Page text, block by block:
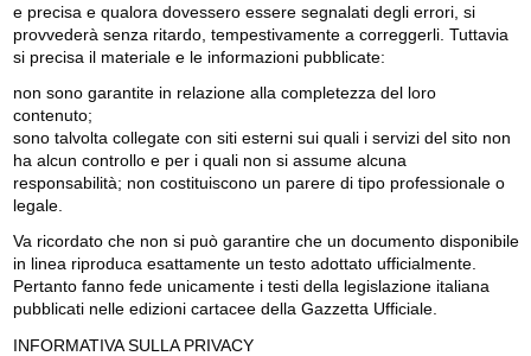
e precisa e qualora dovessero essere segnalati degli errori, si
provvederà senza ritardo, tempestivamente a correggerli. Tuttavia
si precisa il materiale e le informazioni pubblicate:
non sono garantite in relazione alla completezza del loro
contenuto;
sono talvolta collegate con siti esterni sui quali i servizi del sito non
ha alcun controllo e per i quali non si assume alcuna
responsabilità; non costituiscono un parere di tipo professionale o
legale.
Va ricordato che non si può garantire che un documento disponibile
in linea riproduca esattamente un testo adottato ufficialmente.
Pertanto fanno fede unicamente i testi della legislazione italiana
pubblicati nelle edizioni cartacee della Gazzetta Ufficiale.
INFORMATIVA SULLA PRIVACY